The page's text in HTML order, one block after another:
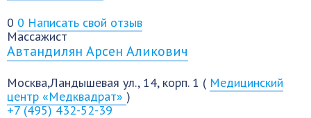
0 0 Написать свой отзыв
Массажист
Автандилян Арсен Аликович
Москва,Ландышевая ул., 14, корп. 1 ( Медицинский
центр «Медквадрат» )
+7 (495) 432-52-39